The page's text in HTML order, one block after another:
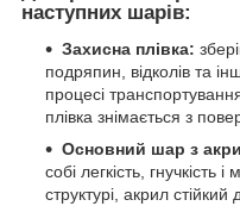
наступних шарів:
Захисна плівка:
подряпин, відколів та
процесі
плівка знімається з
Основний шар з
собі легкість, гнучкість
структурі, акрил